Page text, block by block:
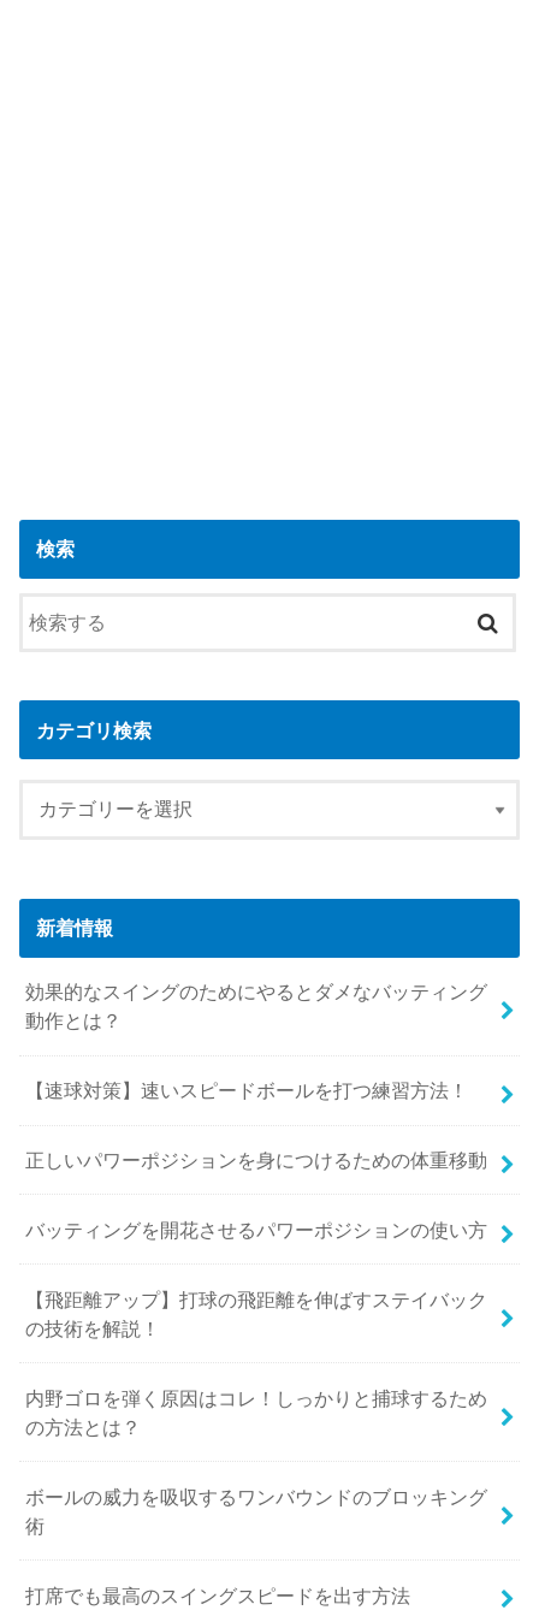
検索
カテゴリ検索
新着情報
効果的なスイングのためにやるとダメなバッティング
動作とは？
【速球対策】速いスピードボールを打つ練習方法！
正しいパワーポジションを身につけるための体重移動
バッティングを開花させるパワーポジションの使い方
【飛距離アップ】打球の飛距離を伸ばすステイバック
の技術を解説！
内野ゴロを弾く原因はコレ！しっかりと捕球するため
の方法とは？
ボールの威力を吸収するワンバウンドのブロッキング
術
打席でも最高のスイングスピードを出す方法